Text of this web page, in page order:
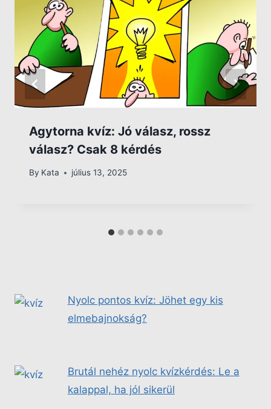
Agytorna kvíz: Jó válasz, rossz
válasz? Csak 8 kérdés
By Kata július 13, 2025
Nyolc pontos kvíz: Jöhet egy kis
elmebajnokság?
Brutál nehéz nyolc kvízkérdés: Le a
kalappal, ha jól sikerül